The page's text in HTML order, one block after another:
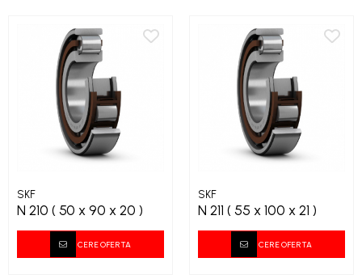
SKF
N 210 ( 50 x 90 x 20 )
CERE OFERTA
SKF
N 211 ( 55 x 100 x 21 )
CERE OFERTA